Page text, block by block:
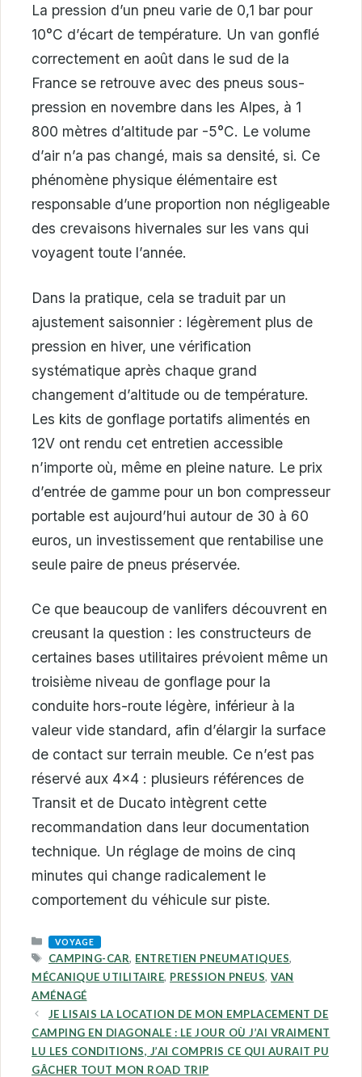
La pression d’un pneu varie de 0,1 bar pour
10°C d’écart de température. Un van gonflé
correctement en août dans le sud de la
France se retrouve avec des pneus sous-
pression en novembre dans les Alpes, à 1
800 mètres d’altitude par -5°C. Le volume
d’air n’a pas changé, mais sa densité, si. Ce
phénomène physique élémentaire est
responsable d’une proportion non négligeable
des crevaisons hivernales sur les vans qui
voyagent toute l’année.
Dans la pratique, cela se traduit par un
ajustement saisonnier : légèrement plus de
pression en hiver, une vérification
systématique après chaque grand
changement d’altitude ou de température.
Les kits de gonflage portatifs alimentés en
12V ont rendu cet entretien accessible
n’importe où, même en pleine nature. Le prix
d’entrée de gamme pour un bon compresseur
portable est aujourd’hui autour de 30 à 60
euros, un investissement que rentabilise une
seule paire de pneus préservée.
Ce que beaucoup de vanlifers découvrent en
creusant la question : les constructeurs de
certaines bases utilitaires prévoient même un
troisième niveau de gonflage pour la
conduite hors-route légère, inférieur à la
valeur vide standard, afin d’élargir la surface
de contact sur terrain meuble. Ce n’est pas
réservé aux 4×4 : plusieurs références de
Transit et de Ducato intègrent cette
recommandation dans leur documentation
technique. Un réglage de moins de cinq
minutes qui change radicalement le
comportement du véhicule sur piste.
CATEGORIES
VOYAGE
TAGS
CAMPING-CAR, ENTRETIEN PNEUMATIQUES,
MÉCANIQUE UTILITAIRE, PRESSION PNEUS, VAN
AMÉNAGÉ
JE LISAIS LA LOCATION DE MON EMPLACEMENT DE
CAMPING EN DIAGONALE : LE JOUR OÙ J’AI VRAIMENT
LU LES CONDITIONS, J’AI COMPRIS CE QUI AURAIT PU
GÂCHER TOUT MON ROAD TRIP